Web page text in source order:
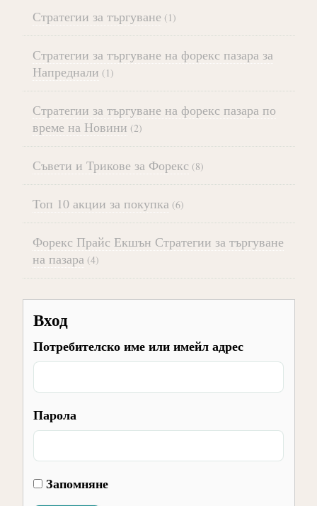
Стратегии за търгуване (1)
Стратегии за търгуване на форекс пазара за
Напреднали (1)
Стратегии за търгуване на форекс пазара по
време на Новини (2)
Съвети и Трикове за Форекс (8)
Топ 10 акции за покупка (6)
Форекс Прайс Екшън Стратегии за търгуване
на пазара (4)
Вход
Потребителско име или имейл адрес
Парола
Запомняне